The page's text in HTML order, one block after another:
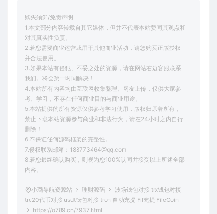
购买须知/免责声明
1.本文部分内容转载自其它媒体，但并不代表本站赞同其观点和
对其真实性负责。
2.若您需要商业运营或用于其他商业活动，请您购买正版授权
并合法使用。
3.如果本站有侵犯、不妥之处的资源，请在网站右边客服联系
我们。将会第一时间解决！
4.本站所有内容均由互联网收集整理、网友上传，仅供大家参
考、学习，不存在任何商业目的与商业用途。
5.本站提供的所有资源仅供参考学习使用，版权归原著所有，
禁止下载本站资源参与商业和非法行为，请在24小时之内自行
删除！
6.不保证任何源码框架的完整性。
7.侵权联系邮箱：188773464@qq.com
8.若您最终确认购买，则视为您100%认同并接受以上所述全部
内容。
小璐导航资源站 理财源码
波场钱包对接 trx钱包对接
trc20代币对接 usdt钱包对接 tron 自动充提 Fil充提 FileCoin
https://o789.cn/7937.html